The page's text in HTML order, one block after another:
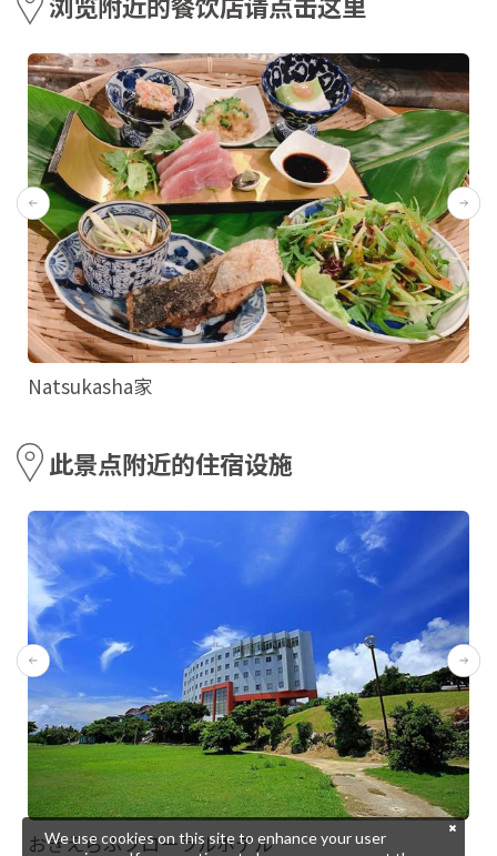
Natsukasha家
此景点附近的住宿设施
おきえらぶフローラルホテル
We use cookies on this site to enhance your user